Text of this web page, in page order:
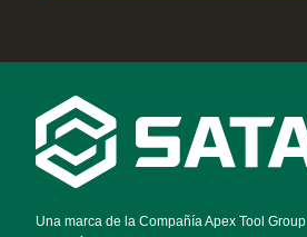
Footer
Navigation
Una marca de la Compañía Apex Tool Group